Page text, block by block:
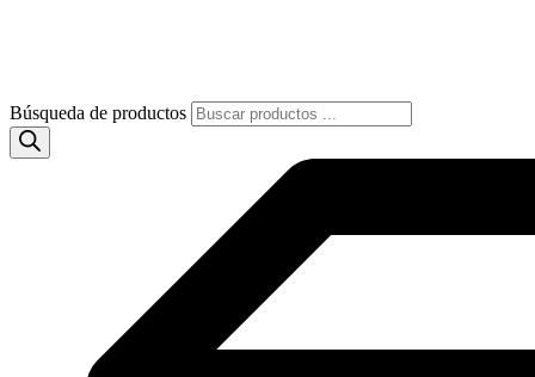
Búsqueda de productos